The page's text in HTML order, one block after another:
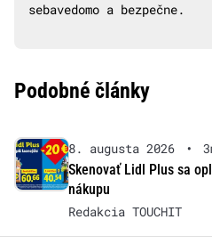
sebavedomo a bezpečne.
Podobné články
8. augusta 2026 •
Skenovať Lidl Plus sa
nákupu
Redakcia TOUCHIT